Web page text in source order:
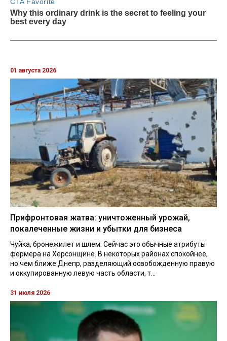
01 августа 2026
Прифронтовая жатва: уничтоженный урожай,
покалеченные жизни и убытки для бизнеса
Чуйка, бронежилет и шлем. Сейчас это обычные атрибуты
фермера на Херсонщине. В некоторых районах спокойнее,
но чем ближе Днепр, разделяющий освобожденную правую
и оккупированную левую часть области, т...
31 июля 2026